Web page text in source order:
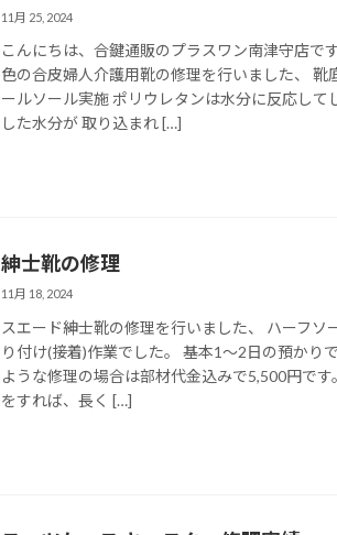
11月 25, 2024
こんにちは、合鍵通販のプラスワン南津守店で
色の合皮婦人介護用靴の修理を行いました、 靴
ールソール実施 ポリウレタンは水分に反応して
した水分が 取り込まれ […]
紳士靴の修理
11月 18, 2024
スエード紳士靴の修理を行いました、 ハーフソ
り付け(接着)作業でした。 基本1〜2日の預かり
ような修理の場合は部材代金込みで5,500円です
をすれば、長く […]